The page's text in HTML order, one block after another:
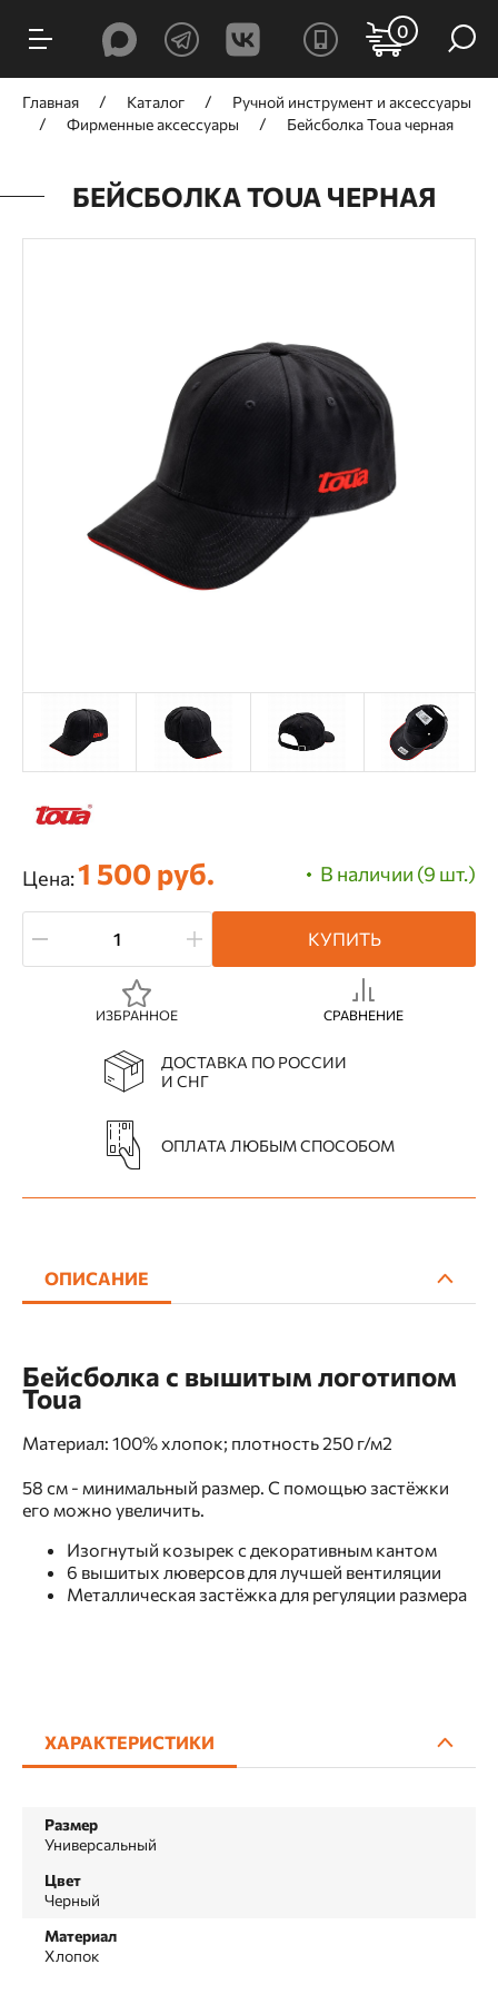
0
Главная Каталог
Ручной инcтрумент и аксессуары
Фирменные аксессуары
Бейсболка Toua черная
БЕЙСБОЛКА TOUA ЧЕРНАЯ
В наличии (9 шт.)
Цена:1 500 руб.
КУПИТЬ
ИЗБРАННОЕ СРАВНЕНИЕ
ДОСТАВКА ПО РОССИИ
И СНГ
ОПЛАТА ЛЮБЫМ СПОСОБОМ
ОПИСАНИЕ
Бейсболка с вышитым логотипом
Toua
Материал: 100% хлопок; плотность 250 г/м2
58 см - минимальный размер. С помощью застёжки
его можно увеличить.
Изогнутый козырек с декоративным кантом
6 вышитых люверсов для лучшей вентиляции
Металлическая застёжка для регуляции размера
ХАРАКТЕРИСТИКИ
Размер
Универсальный
Цвет
Черный
Материал
Хлопок